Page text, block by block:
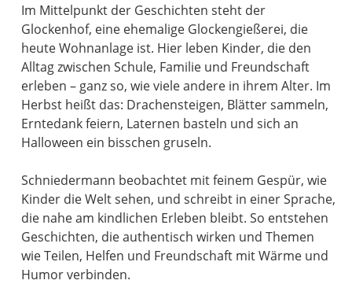
Im Mittelpunkt der Geschichten steht der
Glockenhof, eine ehemalige Glockengießerei, die
heute Wohnanlage ist. Hier leben Kinder, die den
Alltag zwischen Schule, Familie und Freundschaft
erleben – ganz so, wie viele andere in ihrem Alter. Im
Herbst heißt das: Drachensteigen, Blätter sammeln,
Erntedank feiern, Laternen basteln und sich an
Halloween ein bisschen gruseln.
Schniedermann beobachtet mit feinem Gespür, wie
Kinder die Welt sehen, und schreibt in einer Sprache,
die nahe am kindlichen Erleben bleibt. So entstehen
Geschichten, die authentisch wirken und Themen
wie Teilen, Helfen und Freundschaft mit Wärme und
Humor verbinden.